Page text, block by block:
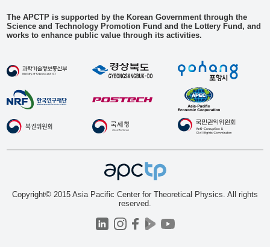
The APCTP is supported by the Korean Government through the
Science and Technology Promotion Fund and the Lottery Fund, and
works to enhance public value through its activities.
Copyright© 2015 Asia Pacific Center for Theoretical Physics. All rights
reserved.